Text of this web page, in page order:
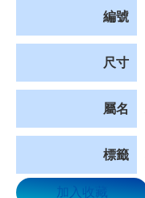
編號
尺寸
屬名
標籤
加入收藏